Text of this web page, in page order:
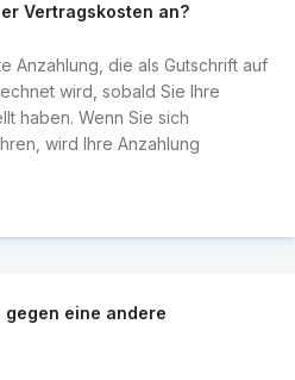
Vertragskosten an?
Anzahlung, die als Gutschrift auf
wird, sobald Sie Ihre
haben. Wenn Sie sich
wird Ihre Anzahlung
gegen eine andere